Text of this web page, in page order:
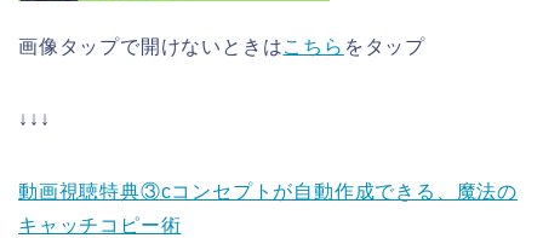
画像タップで開けないときはこちら をタップ
↓↓↓
動画視聴特典③cコンセプトが自動作成できる、魔法の
キャッチコピー術